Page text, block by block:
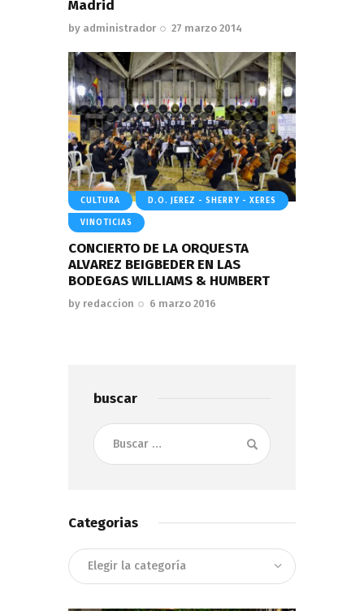
Madrid
by administrador 27 marzo 2014
CULTURA D.O. JEREZ - SHERRY - XERES
VINOTICIAS
CONCIERTO DE LA ORQUESTA
ALVAREZ BEIGBEDER EN LAS
BODEGAS WILLIAMS & HUMBERT
by redaccion 6 marzo 2016
buscar
Buscar:
Categorias
Categorias